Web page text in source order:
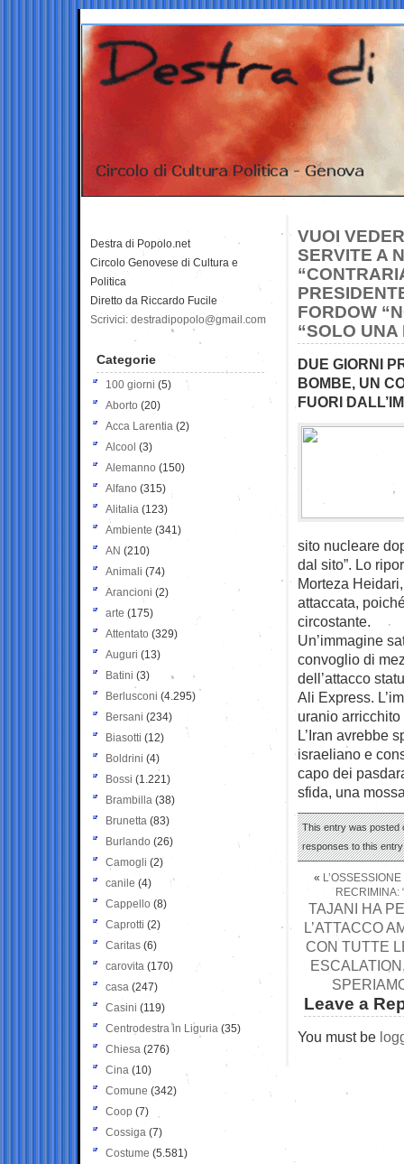
VUOI
SERVITE A
FORDOW
“SOLO UNA
DUE GIORNI
BOMBE, UN
FUORI
sito nucleare
dal sito”. Lo
Morteza
attaccata,
circostante.
Un’immagine
convoglio di
dell’attacco
Ali Express.
uranio
L’Iran avrebbe
israeliano e
capo dei
sfida, una
This entry was posted
responses to this
«
RECRIMINA:
TAJANI HA
L’ATTACCO
CON TUTTE
Leave a
You must be
Destra di Popolo.net
Circolo Genovese di Cultura e
Politica
Diretto da Riccardo Fucile
Scrivici: destradipopolo@gmail.com
Categorie
100 giorni (5)
Aborto (20)
Acca Larentia (2)
Alcool (3)
Alemanno (150)
Alfano (315)
Alitalia (123)
Ambiente (341)
AN (210)
Animali (74)
Arancioni (2)
arte (175)
Attentato (329)
Auguri (13)
Batini (3)
Berlusconi (4.295)
Bersani (234)
Biasotti (12)
Boldrini (4)
Bossi (1.221)
Brambilla (38)
Brunetta (83)
Burlando (26)
Camogli (2)
canile (4)
Cappello (8)
Caprotti (2)
Caritas (6)
carovita (170)
casa (247)
Casini (119)
Centrodestra in Liguria (35)
Chiesa (276)
Cina (10)
Comune (342)
Coop (7)
Cossiga (7)
Costume (5.581)